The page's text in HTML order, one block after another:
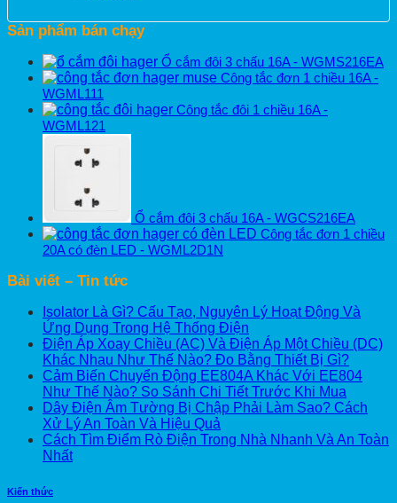
Sản phẩm bán chạy
Ổ cắm đôi 3 chấu 16A - WGMS216EA
Công tắc đơn 1 chiều 16A -
WGML111
Công tắc đôi 1 chiều 16A -
WGML121
Ổ cắm đôi 3 chấu 16A - WGCS216EA
Công tắc đơn 1 chiều
20A có đèn LED - WGML2D1N
Bài viết – Tin tức
Isolator Là Gì? Cấu Tạo, Nguyên Lý Hoạt Động Và
Ứng Dụng Trong Hệ Thống Điện
Điện Áp Xoay Chiều (AC) Và Điện Áp Một Chiều (DC)
Khác Nhau Như Thế Nào? Đo Bằng Thiết Bị Gì?
Cảm Biến Chuyển Động EE804A Khác Với EE804
Như Thế Nào? So Sánh Chi Tiết Trước Khi Mua
Dây Điện Âm Tường Bị Chập Phải Làm Sao? Cách
Xử Lý An Toàn Và Hiệu Quả
Cách Tìm Điểm Rò Điện Trong Nhà Nhanh Và An Toàn
Nhất
Kiến thức